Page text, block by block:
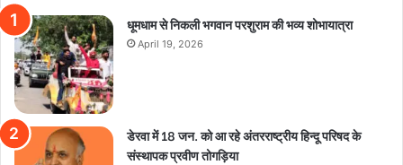
धूमधाम से निकली भगवान परशुराम की भव्य शोभायात्रा
April 19, 2026
डेरवा में 18 जन. को आ रहे अंतरराष्ट्रीय हिन्दू परिषद के
संस्थापक प्रवीण तोगड़िया